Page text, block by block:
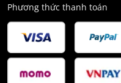
Phương thức thanh toán